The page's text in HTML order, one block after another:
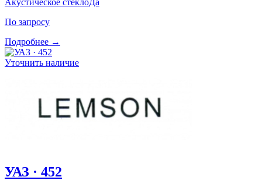
Акустическое стеклоДа
По запросу
Подробнее →
Уточнить наличие
УАЗ · 452